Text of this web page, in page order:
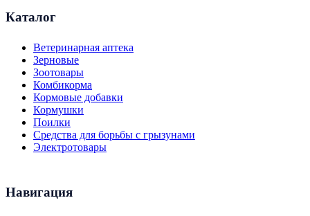
Каталог
Ветеринарная аптека
Зерновые
Зоотовары
Комбикорма
Кормовые добавки
Кормушки
Поилки
Средства для борьбы с грызунами
Электротовары
Навигация